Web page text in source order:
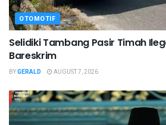
OTOMOTIF
Selidiki Tambang Pasir Timah
Bareskrim
BYGERALD AUGUST 7, 2026